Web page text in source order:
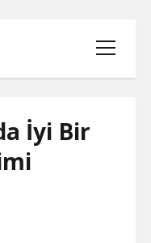
menüyü
aç
PARASIZ
KASMA
İyi Bir